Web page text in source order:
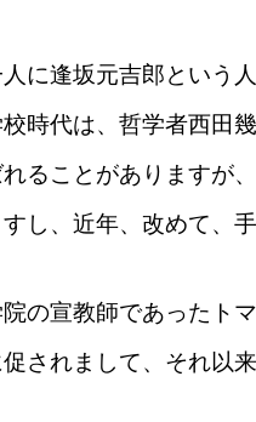
に逢坂元吉郎という
時代は、哲学者西田
ることがありますが
し、近年、改めて、
の宣教師であったト
されまして、それ以